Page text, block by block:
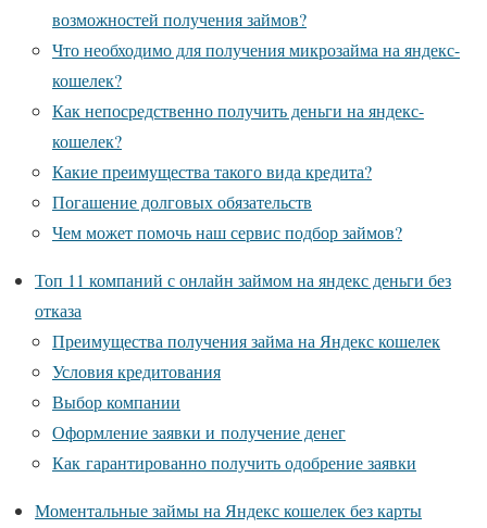
возможностей получения займов?
Что необходимо для получения микрозайма на яндекс-
кошелек?
Как непосредственно получить деньги на яндекс-
кошелек?
Какие преимущества такого вида кредита?
Погашение долговых обязательств
Чем может помочь наш сервис подбор займов?
Топ 11 компаний с онлайн займом на яндекс деньги без
отказа
Преимущества получения займа на Яндекс кошелек
Условия кредитования
Выбор компании
Оформление заявки и получение денег
Как гарантированно получить одобрение заявки
Моментальные займы на Яндекс кошелек без карты